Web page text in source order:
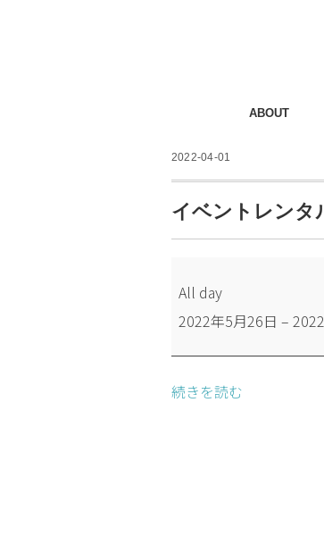
ABOUT
2022-04-01
イベントレンタ
ベ
ン
ン
All day
2022年5月26日 –
続きを読む